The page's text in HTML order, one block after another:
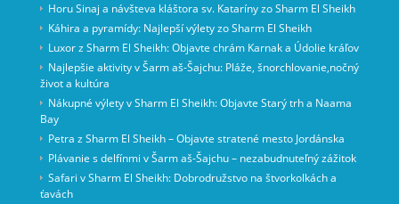
Horu Sinaj a návšteva kláštora sv. Kataríny zo Sharm El Sheikh
Káhira a pyramídy: Najlepší výlety zo Sharm El Sheikh
Luxor z Sharm El Sheikh: Objavte chrám Karnak a Údolie kráľov
Najlepšie aktivity v Šarm aš-Šajchu: Pláže, šnorchlovanie,nočný
život a kultúra
Nákupné výlety v Sharm El Sheikh: Objavte Starý trh a Naama
Bay
Petra z Sharm El Sheikh – Objavte stratené mesto Jordánska
Plávanie s delfínmi v Šarm aš-Šajchu – nezabudnuteľný zážitok
Safari v Sharm El Sheikh: Dobrodružstvo na štvorkolkách a
ťavách